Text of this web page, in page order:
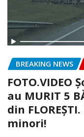
BREAKING NEWS
au MURIT 5
din
minori!